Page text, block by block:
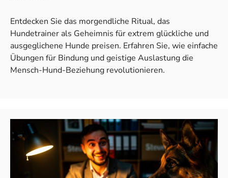
Entdecken Sie das morgendliche Ritual, das
Hundetrainer als Geheimnis für extrem glückliche und
ausgeglichene Hunde preisen. Erfahren Sie, wie einfache
Übungen für Bindung und geistige Auslastung die
Mensch-Hund-Beziehung revolutionieren.